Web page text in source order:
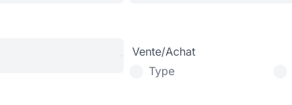
Vente/Achat
Type